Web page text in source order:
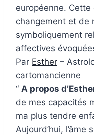
européenne.
changement et de
symboliquement
affectives
Par Esther –
cartomancienne
A propos
de mes capacités
ma plus tendre
Aujourd’hui,